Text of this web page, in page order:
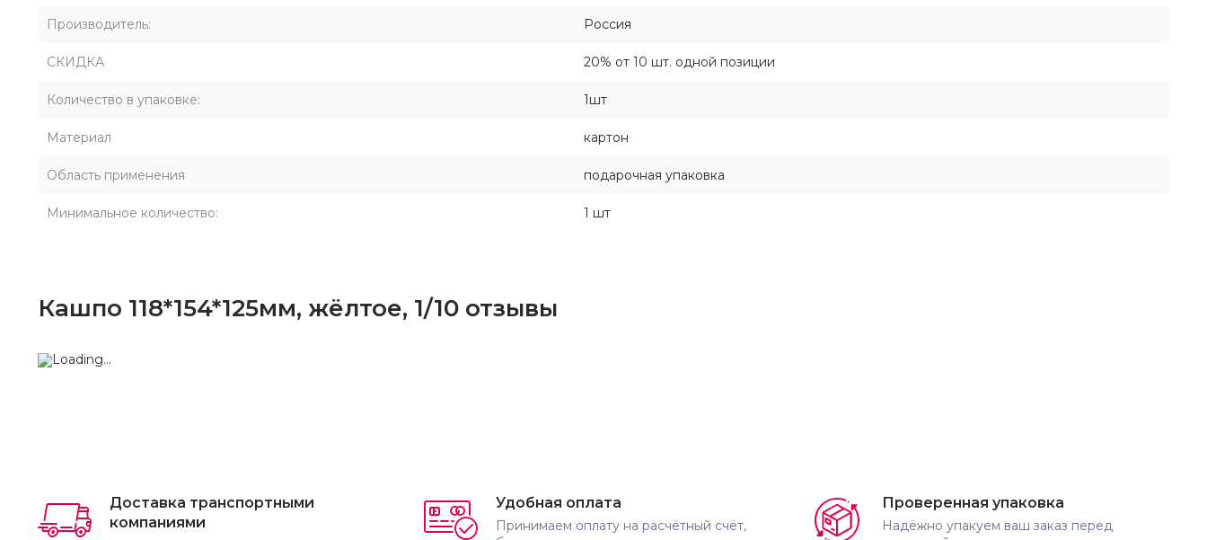
Производитель: Россия
СКИДКА 20% от 10 шт. одной позиции
Количество в упаковке: 1шт
Материал картон
Область применения подарочная упаковка
Минимальное количество: 1 шт
Кашпо 118*154*125мм, жёлтое, 1/10 отзывы
Доставка транспортными
компаниями
Удобная оплата
Принимаем оплату на расчётный счёт,
Проверенная упаковка
Надёжно упакуем ваш заказ перед